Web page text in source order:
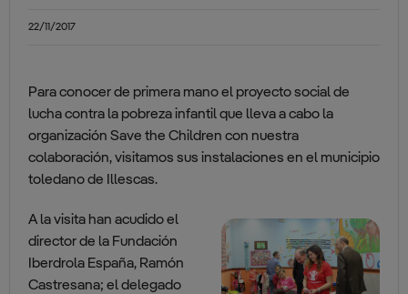
22/11/2017
Para conocer de primera mano el proyecto social de
lucha contra la pobreza infantil que lleva a cabo la
organización Save the Children con nuestra
colaboración, visitamos sus instalaciones en el municipio
toledano de Illescas.
A la visita han acudido el
director de la Fundación
Iberdrola España, Ramón
Castresana; el delegado